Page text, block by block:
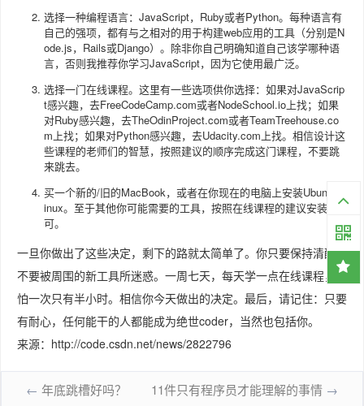
选择一种编程语言：JavaScript，Ruby或者Python。每种语言有
自己的强项，都有与之相对的用于构建web应用的工具（分别是N
ode.js，Rails或Django）。除非你自己明确知道自己该学哪种语
言，否则我推荐你学习JavaScript，因为它使用最广泛。
选择一门在线课程。这里有一些选项供你选择：如果对JavaScrip
t感兴趣，去FreeCodeCamp.com或者NodeSchool.io上找；如果
对Ruby感兴趣，去TheOdinProject.com或者TeamTreehouse.co
m上找；如果对Python感兴趣，去Udacity.com上找。相信设计这
些课程的老师们的智慧，按照建议的顺序完成这门课程，不要跳
来跳去。
买一个新的/旧的MacBook，或者在你现在的电脑上安装Ubuntu L
inux。至于其他你可能需要的工具，按照在线课程的建议安装即
可。
一旦你做出了这些决定，剩下的路就太简单了。你只要保持清醒，
不要被周围的新工具所迷惑。一周七天，每天学一点在线课程，哪
怕一次只有半小时。相信你今天做出的决定。最后，请记住：只要
有耐心，任何能干的人都能成为绝世coder，当然也包括你。
来源：http://code.csdn.net/news/2822796
← 年底跳槽好吗？ 11件只有程序员才能理解的事情 →